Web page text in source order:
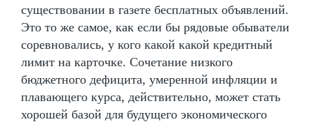
существовании в газете бесплатных объявлений.
Это то же самое, как если бы рядовые обыватели
соревновались, у кого какой какой кредитный
лимит на карточке. Сочетание низкого
бюджетного дефицита, умеренной инфляции и
плавающего курса, действительно, может стать
хорошей базой для будущего экономического